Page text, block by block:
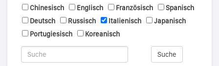
Chinesisch
Englisch Französisch
Spanisch
Deutsch
Russisch Italienisch
Japanisch
Portugiesisch
Koreanisch
Suche